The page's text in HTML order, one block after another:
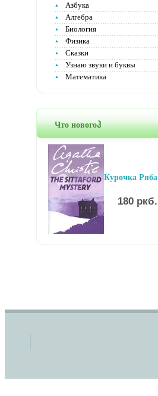
Азбука
Алгебра
Биология
Физика
Сказки
Узнаю звуки и буквы
Математика
Что новогоჰ
Курочка Ряба
180 ркб.